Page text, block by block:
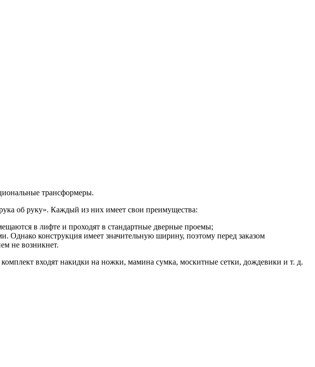
трансформеры.
об руку». Каждый из них имеет свои преимущества:
в лифте и проходят в стандартные дверные проемы;
Однако конструкция имеет значительную ширину, поэтому перед заказом
не возникнет.
входят накидки на ножки, мамина сумка, москитные сетки, дождевики и т. д.